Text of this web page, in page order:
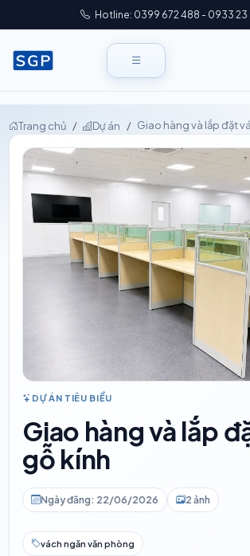
Hotline: 0399 672 488 - 0933
Trang chủ Dự án Giao hàng và lắp đặt
DỰ ÁN TIÊU BIỂU
Giao hàng và lắp
gỗ kính
Ngày đăng: 22/06/2026 2 ảnh
vách ngăn văn phòng